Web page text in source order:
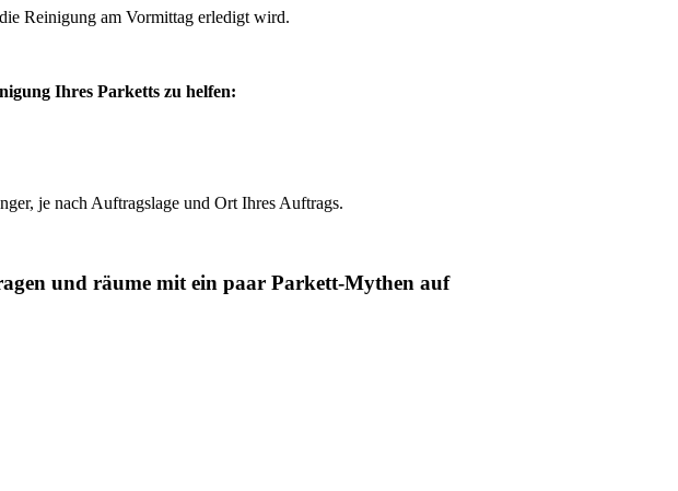
Reinigung am Vormittag erledigt wird.
Ihres Parketts zu helfen:
je nach Auftragslage und Ort Ihres Auftrags.
und räume mit ein paar Parkett-Mythen auf